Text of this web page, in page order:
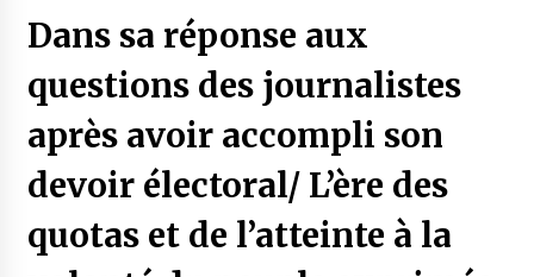
Oum el Gaïla / L’ogresse du M’zab
4 ans ago
Mythes et croyances / L’hospitalité des
4 ans ago
Dans sa réponse aux
questions des journalistes
après avoir accompli son
devoir électoral/ L’ère des
quotas et de l’atteinte à la